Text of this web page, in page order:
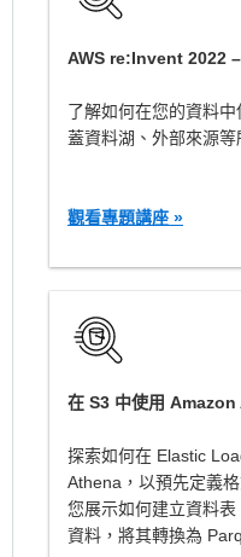
AWS re:Invent 2022
了解如何在您的資料
蓋資料湖、外部來源等
觀看專題講座 »
在 S3 中使用
探索如何在 Elastic
Athena，以預先定義
您展示如何建立資料
資料，將其轉換為